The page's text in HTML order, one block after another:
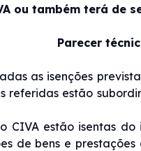
ou também terá de
Parecer
as isenções
referidas estão
CIVA estão isentas
de bens e